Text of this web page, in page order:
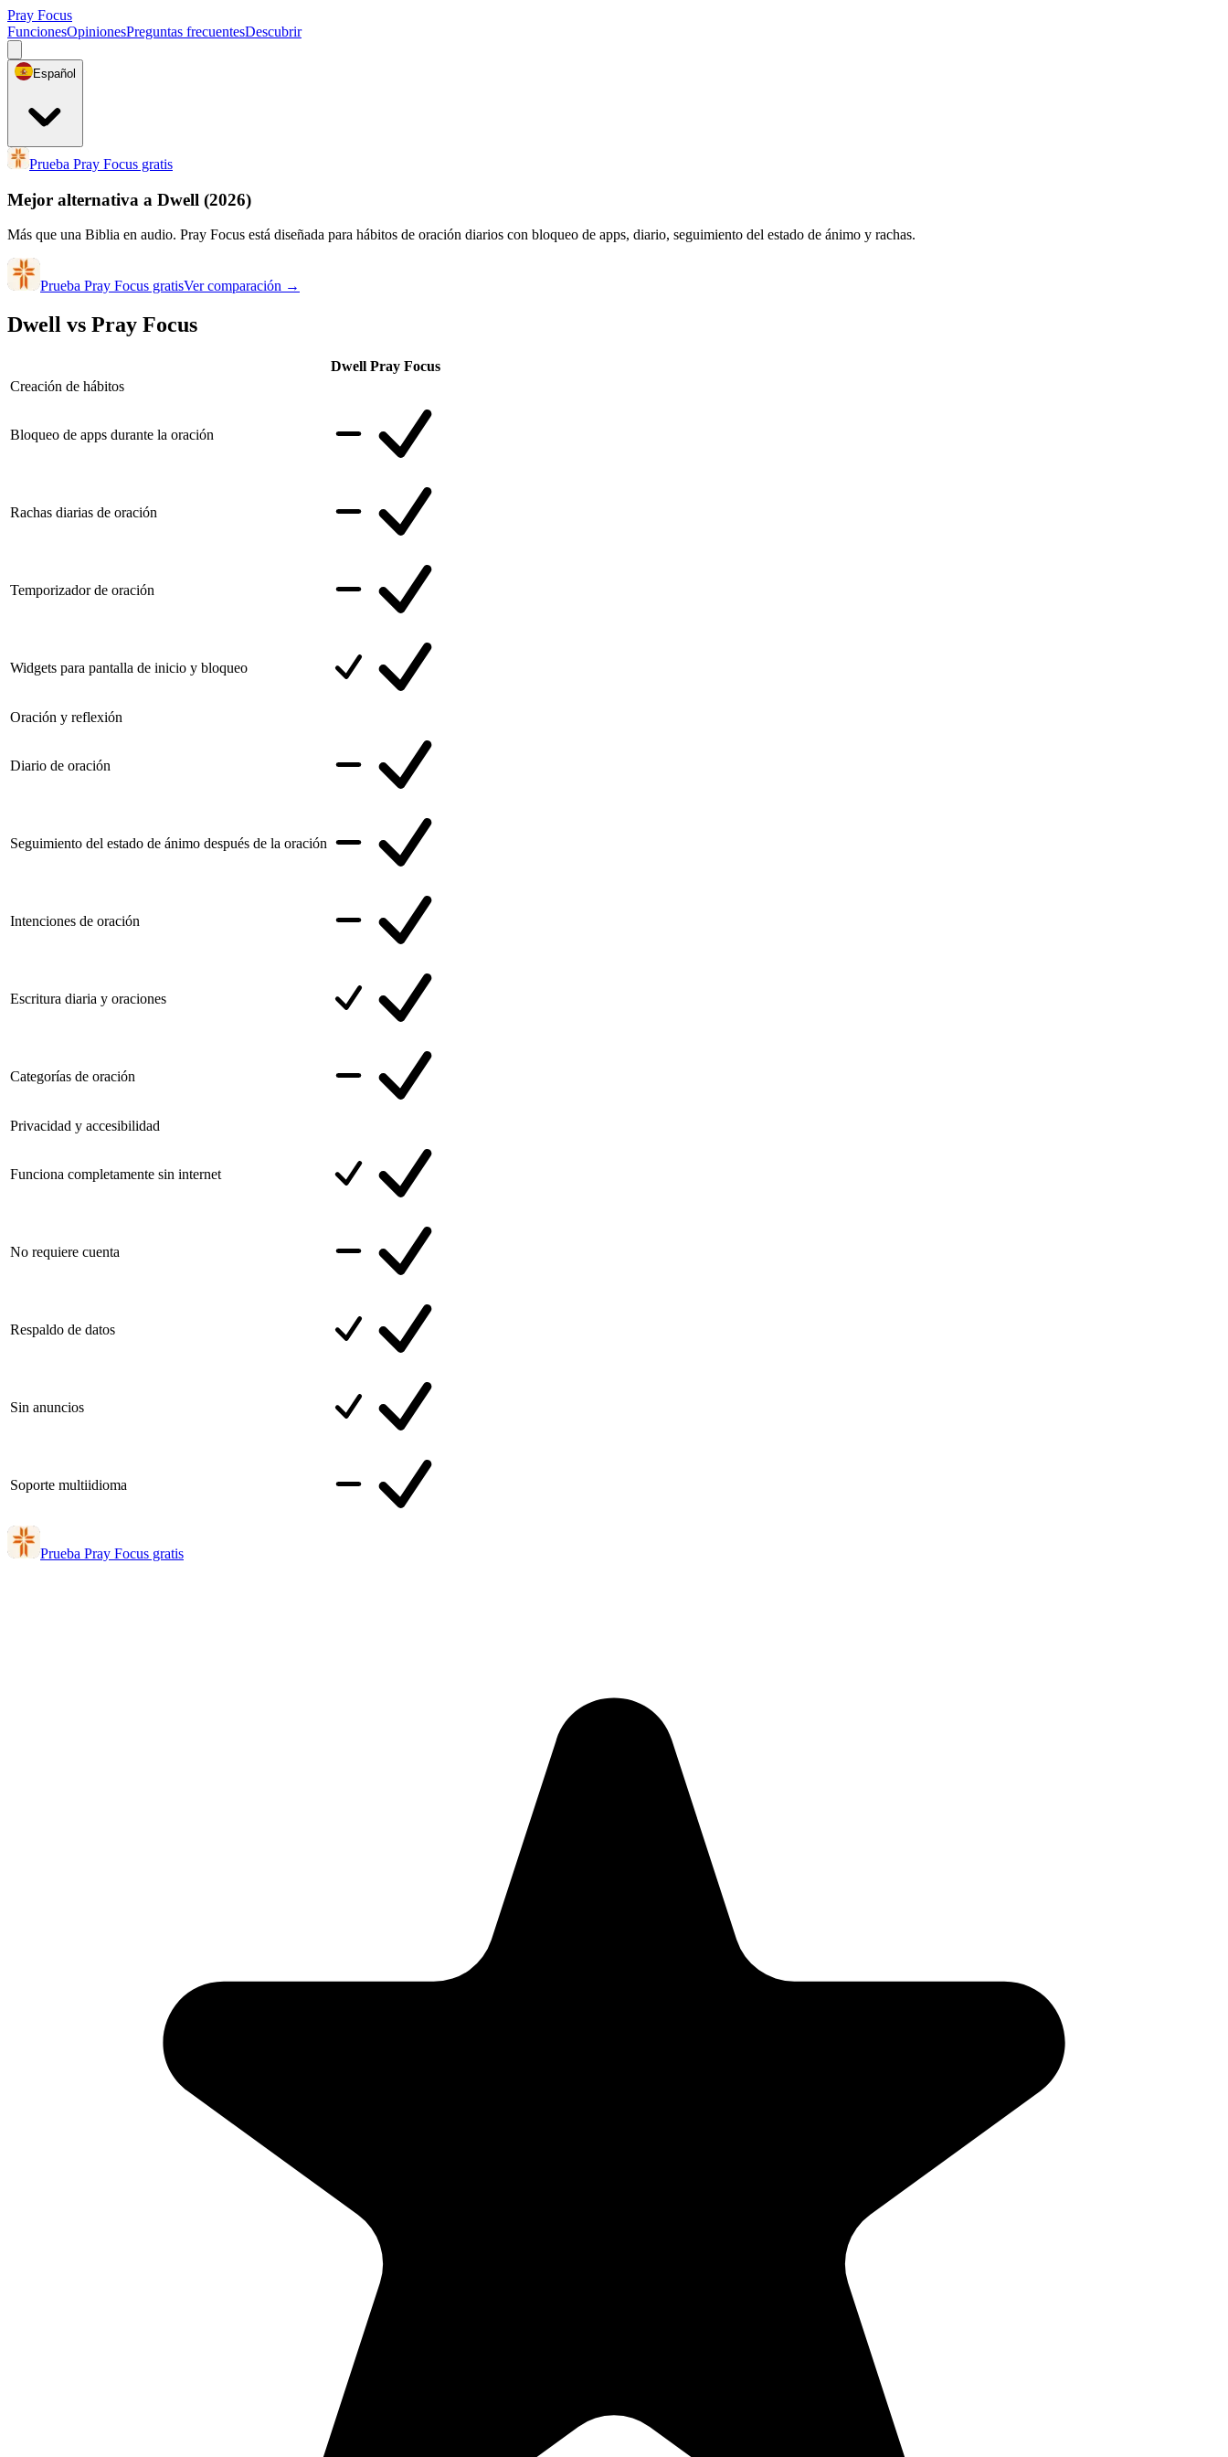
Pray Focus
FuncionesOpinionesPreguntas frecuentesDescubrir
Español
Prueba Pray Focus gratis
Mejor alternativa a Dwell (2026)
Más que una Biblia en audio. Pray Focus está diseñada para hábitos de oración diarios con bloqueo de apps, diario, seguimiento del estado de ánimo y rachas.
Prueba Pray Focus gratisVer comparación →
Dwell vs Pray Focus
Dwell Pray Focus
Creación de hábitos
Bloqueo de apps durante la oración
Rachas diarias de oración
Temporizador de oración
Widgets para pantalla de inicio y bloqueo
Oración y reflexión
Diario de oración
Seguimiento del estado de ánimo después de la oración
Intenciones de oración
Escritura diaria y oraciones
Categorías de oración
Privacidad y accesibilidad
Funciona completamente sin internet
No requiere cuenta
Respaldo de datos
Sin anuncios
Soporte multiidioma
Prueba Pray Focus gratis